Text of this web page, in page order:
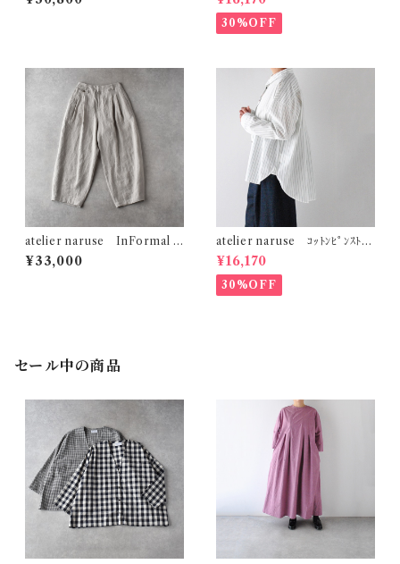
S05106 ﾌﾟ) F02089＿B
30%OFF
atelier naruse InFormal ﾘ
ﾈﾝｺｸｰﾝﾀﾞｰﾂﾊﾟﾝﾂ (ﾍﾞｲｼﾞｭ) F
05105
¥33,000
atelier naruse ｺｯﾄﾝﾋﾟﾝｽﾄﾗｲ
ﾌﾟﾋﾞｯｸﾞｼﾙｴｯﾄｼｬﾂ (ｸﾞﾘｰﾝｽﾄﾗｲ
ﾌﾟ) F02086_B
¥16,170
30%OFF
セール中の商品